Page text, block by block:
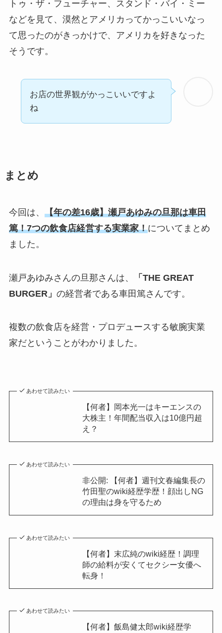
トゥ・ザ・フューチャー、スタンド・バイ・ミー
などを見て、漠然とアメリカってかっこいいなっ
て思ったのがきっかけで、アメリカを好きなった
そうです。
お店の世界観がかっこいいですよ
ね
まとめ
今回は、 【年の差16歳】瀬戸あゆみの旦那は車田
篤！7つの飲食店経営する実業家！についてまとめ
ました。
瀬戸あゆみさんの旦那さんは、
「THE GREAT
BURGER」 の経営者である車田篤さんです。
複数の飲食店を経営・プロデュースする敏腕実業
家だということがわかりました。
あわせて読みたい
【何者】岡本光一はキーエンスの
大株主！年間配当収入は10億円超
え？
あわせて読みたい
非公開: 【何者】週刊文春編集長の
竹田聖のwiki経歴学歴！顔出しNG
の理由は身を守るため
あわせて読みたい
【何者】末広純のwiki経歴！調理
師の給料が安くてセクシー女優へ
転身！
あわせて読みたい
【何者】飯島健太郎wiki経歴学